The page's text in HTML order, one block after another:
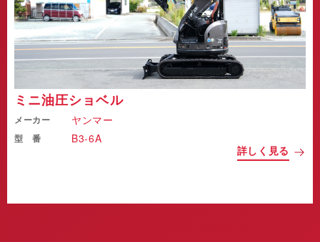
ミニ油圧ショベル
メーカー ヤンマー
型 番 B3-6A
詳しく見る